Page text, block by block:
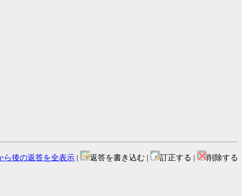
ら後の返答を全表示 返答を書き込む | 訂正する | 削除する